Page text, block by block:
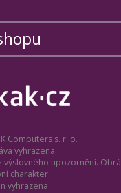
Computers s. r. o.
vyhrazena.
upozornění.
charakter.
vyhrazena.